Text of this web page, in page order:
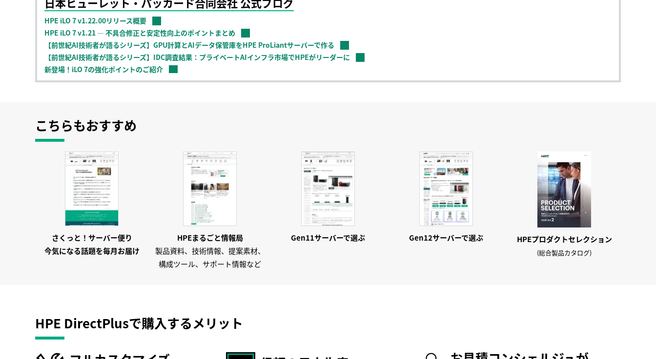
HPE iLO 7 v1.22.00リリース概要
HPE iLO 7 v1.21 ― 不具合修正と安定性向上のポイントまとめ
【前世紀AI技術者が語るシリーズ】GPU計算とAIデータ保管庫をHPE ProLiantサーバーで作る
【前世紀AI技術者が語るシリーズ】IDC調査結果：プライベートAIインフラ市場でHPEがリーダーに
新登場！iLO 7の強化ポイントのご紹介
世界で最も安心なサーバーHPE ProLiant Compute Gen12 最適化 ～複雑なワークロードへのパフォーマンス～ その3
世界で最も安心なサーバーHPE ProLiant Compute Gen12 最適化 ～複雑なワークロードへのパフォーマンス～ その2
世界で最も安心なサーバーHPE ProLiant Compute Gen12 安心 ～業界に先駆けたセキュリティ～
世界で最も安心なサーバーHPE ProLiant Compute Gen12 自動化 ～AI主導の運用管理～
【前世紀AI技術者が語るシリーズ】卓上扇風機を自作するHPE社員が液冷技術を語る
加速するITサステナビリティ‐AI時代に対応するエネルギー効率の向上と冷却
HPE Linux技術情報サイトの歩き方～Linux技術情報サイトをリニューアルしました～
ITサステナビリティ HPE Discover More AI 東京 2025イベントレポート
進むサステナブルIT活用 ‐ AI普及に向けたサーバーの省エネルギー対策
HPE Aruba Networking ClientMatchによるWi-Fi接続の最適化
子供たちがAIとサーバーを学んだ日 ～ HPE Family Day 2024 ～
HPE ProLiant Gen11サーバーの “One-button セキュア消去” は本当に “セキュア” なのか？
予期せぬセキュリティソフトウェアの障害とiLOを活用したサーバー復旧
HPE ProLiant Gen11サーバーは改ざんできるのか？ →
【連載】一歩先行くサーバー HPE ProLiant Gen11 サーバーの特長 その3 ー最適化ー (前編)
【連載】一歩先行くサーバーHPE ProLiant Gen11サーバーの特長 その2 ーセキュリティ・バイ・デザインー
こちらもおすすめ
さくっと！サーバー便り
今気になる話題を毎月お届け
HPEまるごと情報局
製品資料、技術情報、提案素材、
構成ツール、サポート情報など
Gen11サーバーで選ぶ Gen12サーバーで選ぶ HPEプロダクトセレクション
(総合製品カタログ)
HPE DirectPlusで購入するメリット